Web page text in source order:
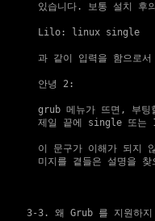
있습니다. 보통 설치
    Lilo: linux single
과 같이 입력을 함으로서
    안녕 2:
grub 메뉴가 뜨면, 부팅
제일 끝에 single 또는
이 문구가 이해가 되지
미지를 곁들은 설명을 찾
3-3. 왜 Grub 를 지원하지